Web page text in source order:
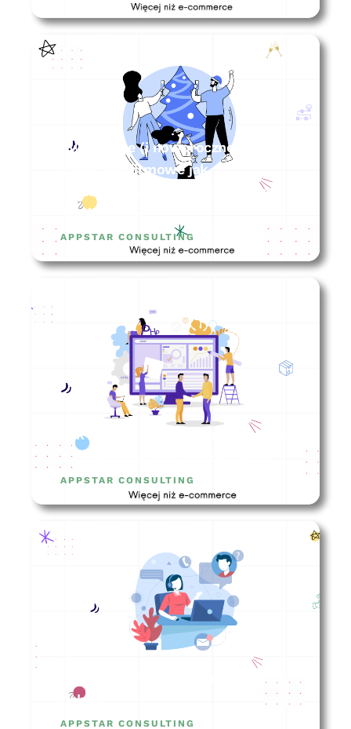
Świąteczne (i noworoczne)
spotkania firmowe jak
wykorzystać ten czas do wzrostu
Twojej firmy?
APPSTAR CONSULTING
Jak wybrać agencję marketingową
do współpracy w biznesie online?
APPSTAR CONSULTING
dobrze?
APPSTAR CONSULTING